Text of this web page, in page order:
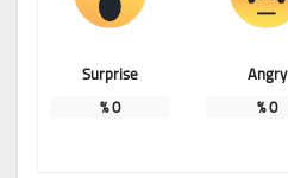
Angry
0
%
Surprise
0
%